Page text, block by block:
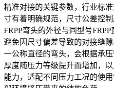
精准对接的关键参数，行业标
寸有着明确规范，尺寸公差控
FRPP弯头的外径与同型号
避免因尺寸偏差导致的对接缝
一公称直径的弯头，会根据承
厚度随压力等级提升而增加，
能力，适配不同压力工况的使